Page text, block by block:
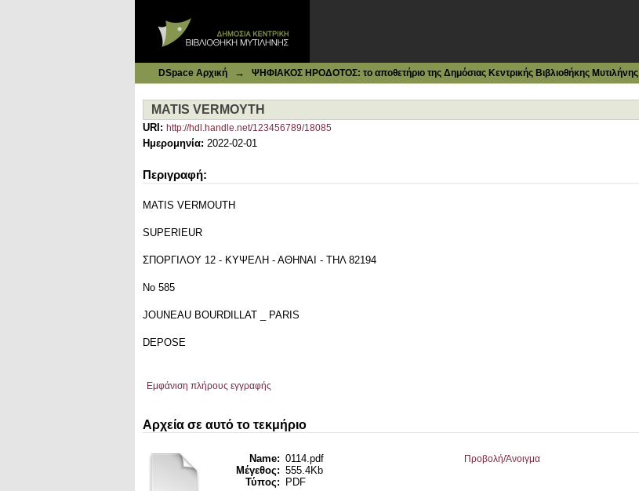
DSpace Αρχική → ΨΗΦΙΑΚΟΣ ΗΡΟΔΟΤΟΣ: το αποθετήριο της Δημόσιας Κεντρικής Βιβλιοθήκης Μυτιλήνης
MATIS VERMOYTH
URI: http://hdl.handle.net/123456789/18085
Ημερομηνία: 2022-02-01
Περιγραφή:
MATIS VERMOUTH
SUPERIEUR
ΣΠΟΡΓΙΛΟΥ 12 - ΚΥΨΕΛΗ - ΑΘΗΝΑΙ - ΤΗΛ 82194
Νο 585
JOUNEAU BOURDILLAT _ PARIS
DEPOSE
Εμφάνιση πλήρους εγγραφής
Αρχεία σε αυτό το τεκμήριο
Name: 0114.pdf
Μέγεθος: 555.4Kb
Τύπος:
PDF
Προβολή/Άνοιγμα